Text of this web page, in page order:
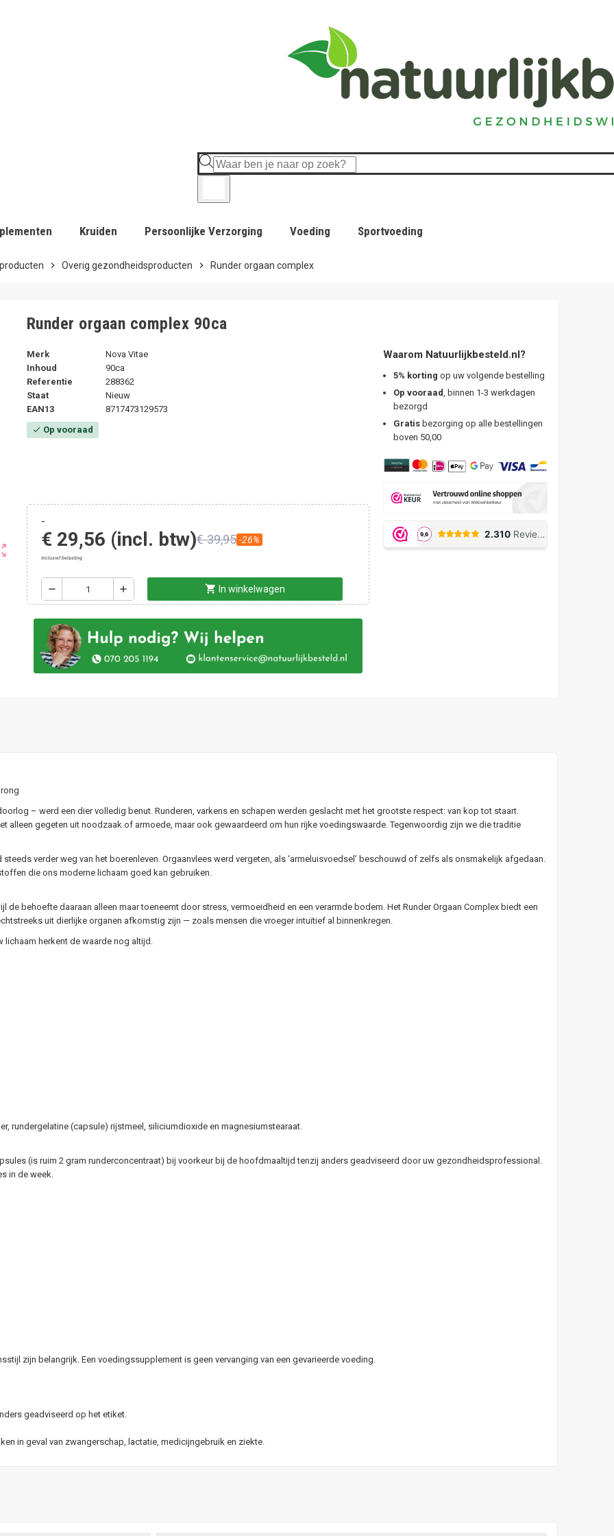
Kruiden Persoonlijke Verzorging Voeding Sportvoeding
chevron_right Overig gezondheidsproducten chevron_right Runder orgaan complex
Runder orgaan complex 90ca
Merk
Nova Vitae
Inhoud
90ca
Referentie
288362
Staat
Nieuw
EAN13
8717473129573
check Op vooraad
-
€ 29,56 (incl. btw)€ 39,95 -26%
Inclusief belasting
remove add shopping_cart In winkelwagen
Waarom Natuurlijkbesteld.nl?
5% korting op uw volgende bestelling
Op vooraad, binnen 1-3 werkdagen
bezorgd
Gratisbezorging op alle bestellingen
boven 50,00
– werd een dier volledig benut. Runderen, varkens en schapen werden geslacht met het grootste respect: van kop tot staart.
alleen gegeten uit noodzaak of armoede, maar ook gewaardeerd om hun rijke voedingswaarde. Tegenwoordig zijn we die traditie
verder weg van het boerenleven. Orgaanvlees werd vergeten, als ‘armeluisvoedsel’ beschouwd of zelfs als onsmakelijk afgedaan.
die ons moderne lichaam goed kan gebruiken.
de behoefte daaraan alleen maar toeneemt door stress, vermoeidheid en een verarmde bodem. Het Runder Orgaan Complex biedt een
uit dierlijke organen afkomstig zijn — zoals mensen die vroeger intuïtief al binnenkregen.
lichaam herkent de waarde nog altijd.
rundergelatine (capsule) rijstmeel, siliciumdioxide en magnesiumstearaat.
(is ruim 2 gram runderconcentraat) bij voorkeur bij de hoofdmaaltijd tenzij anders geadviseerd door uw gezondheidsprofessional.
in de week.
zijn belangrijk. Een voedingssupplement is geen vervanging van een gevarieerde voeding.
geadviseerd op het etiket.
in geval van zwangerschap, lactatie, medicijngebruik en ziekte.